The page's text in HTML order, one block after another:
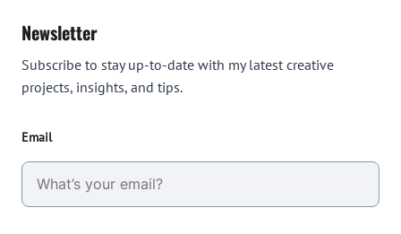
Newsletter
Subscribe to stay up-to-date with my latest creative
projects, insights, and tips.
Email